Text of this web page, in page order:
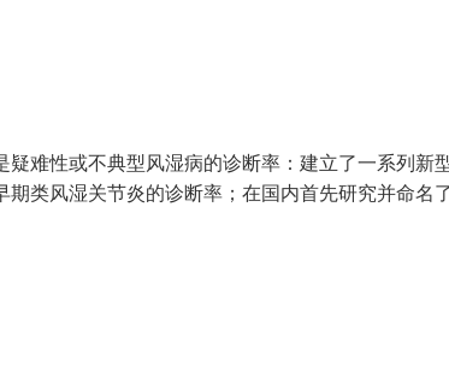
难性或不典型风湿病的诊断率：建立了一系列新
类风湿关节炎的诊断率；在国内首先研究并命名